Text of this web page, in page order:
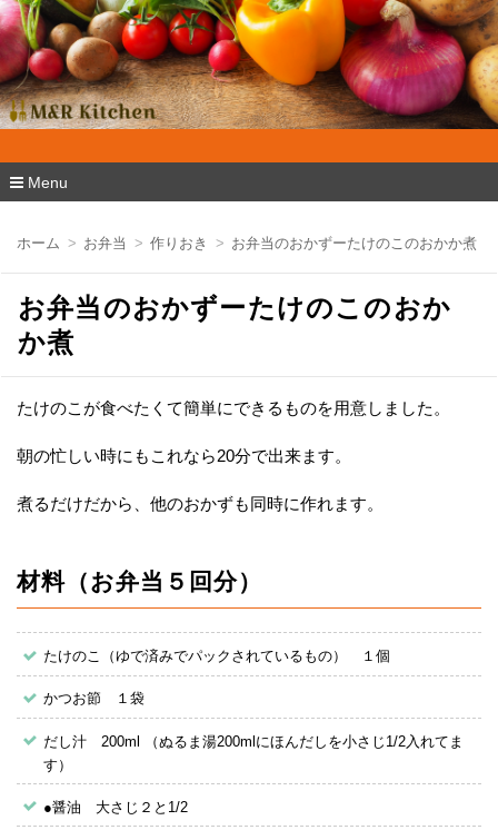
M&R Kitchen
Menu
ン
ホーム お弁当 作りおき お弁当のおかずーたけのこのおかか煮
お弁当のおかずーたけのこのおか
か煮
たけのこが食べたくて簡単にできるものを用意しました。
朝の忙しい時にもこれなら20分で出来ます。
煮るだけだから、他のおかずも同時に作れます。
材料（お弁当５回分）
たけのこ（ゆで済みでパックされているもの） １個
かつお節 １袋
だし汁 200ml （ぬるま湯200mlにほんだしを小さじ1/2入れてま
す）
●醤油 大さじ２と1/2